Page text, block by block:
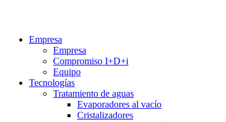
Empresa
Empresa
Compromiso I+D+i
Equipo
Tecnologías
Tratamiento de aguas
Evaporadores al vacío
Cristalizadores